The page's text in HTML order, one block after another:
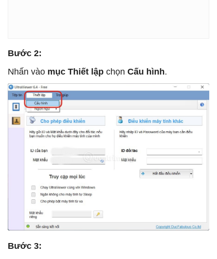
Bước 2:
Nhấn vào mục Thiết lập chọn Cấu hình.
Bước 3: